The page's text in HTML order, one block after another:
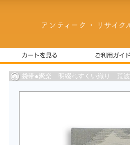
袋帯●聚楽 明綴れすくい織り 荒波